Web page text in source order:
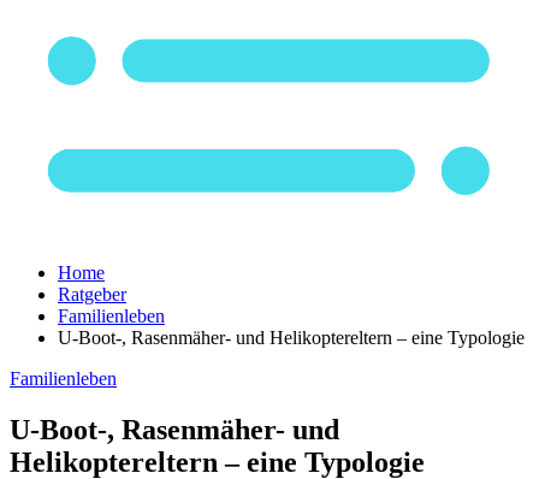
Home
Ratgeber
Familienleben
U-Boot-, Rasenmäher- und Helikoptereltern – eine Typologie
Familienleben
U-Boot-, Rasenmäher- und
Helikoptereltern – eine Typologie